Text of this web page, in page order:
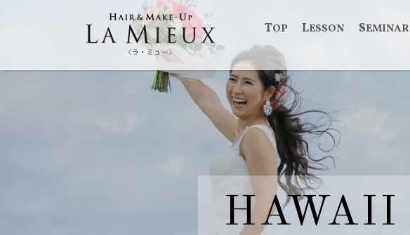
TOP LESSON SEMINAR
HAWAII